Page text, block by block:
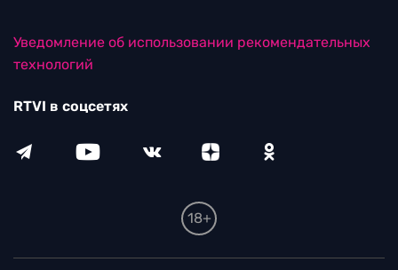
Уведомление об использовании рекомендательных
технологий
RTVI в соцсетях
18+